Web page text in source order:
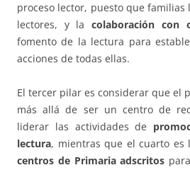
proceso lector, puesto que
lectores, y lacolaboración con
fomento de la lectura para
acciones de todas ellas.
El tercer pilar es considerar que el
más allá de ser un centro de
liderar las actividades de
lectura, mientras que el cuarto es
centros de Primaria adscritos